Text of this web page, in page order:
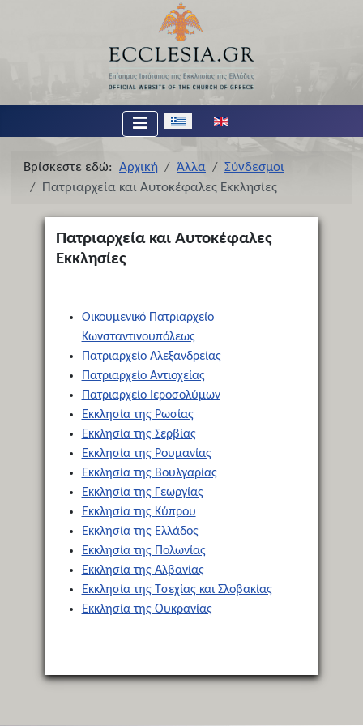
Επιλέξτε τη γλώσσα σας
Βρίσκεστε εδώ: Αρχική Άλλα
Σύνδεσμοι
Πατριαρχεία και Αυτοκέφαλες Εκκλησίες
Πατριαρχεία και Αυτοκέφαλες
Εκκλησίες
Οικουμενικό Πατριαρχείο
Κωνσταντινουπόλεως
Πατριαρχείο Αλεξανδρείας
Πατριαρχείο Αντιοχείας
Πατριαρχείο Ιεροσολύμων
Εκκλησία της Ρωσίας
Εκκλησία της Σερβίας
Εκκλησία της Ρουμανίας
Εκκλησία της Βουλγαρίας
Εκκλησία της Γεωργίας
Εκκλησία της Κύπρου
Εκκλησία της Ελλάδος
Εκκλησία της Πολωνίας
Εκκλησία της Αλβανίας
Εκκλησία της Τσεχίας και Σλοβακίας
Εκκλησία της Ουκρανίας